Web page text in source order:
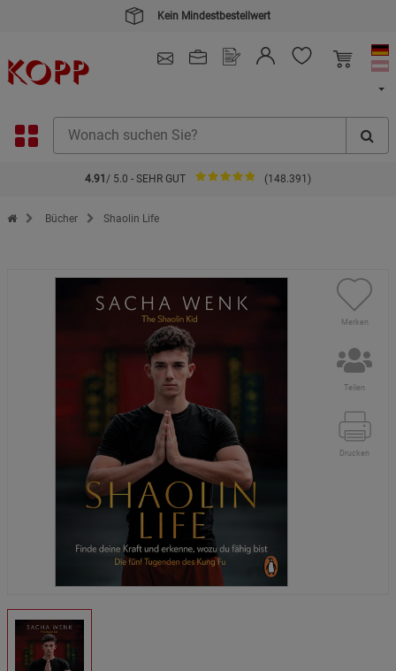
Kein Mindestbestellwert
4.91 / 5.0 - SEHR GUT (148.391)
Zur Startseite des Kopp Verlag Online-Shop
Bücher Shaolin Life
Merken
Teilen
Drucken